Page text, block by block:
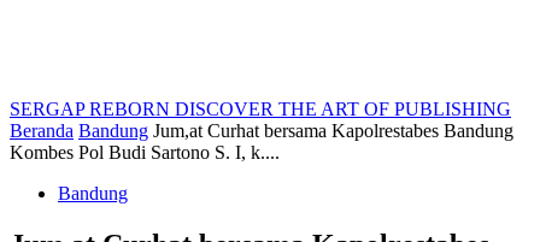
SERGAP REBORN DISCOVER THE ART OF PUBLISHING
Beranda Bandung Jum,at Curhat bersama Kapolrestabes Bandung
Kombes Pol Budi Sartono S. I, k....
Bandung